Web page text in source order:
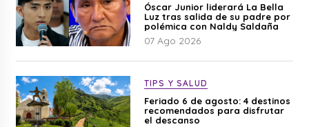
Óscar Junior liderará La Bella
Luz tras salida de su padre por
polémica con Naldy Saldaña
07 Ago 2026
TIPS Y SALUD
Feriado 6 de agosto: 4 destinos
recomendados para disfrutar
el descanso